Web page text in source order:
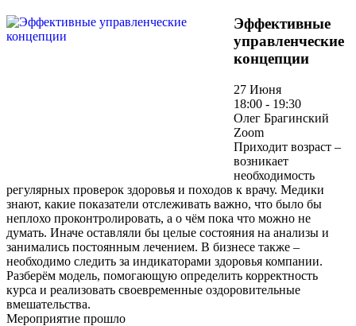
Эффективные
управленческие
концепции
27 Июня
18:00 - 19:30
Олег Брагинский
Zoom
Приходит возраст –
возникает
необходимость
регулярных проверок здоровья и походов к врачу. Медики
знают, какие показатели отслеживать важно, что было бы
неплохо проконтролировать, а о чём пока что можно не
думать. Иначе оставляли бы целые состояния на анализы и
занимались постоянным лечением. В бизнесе также –
необходимо следить за индикаторами здоровья компании.
Разберём модель, помогающую определить корректность
курса и реализовать своевременные оздоровительные
вмешательства.
Мероприятие прошло